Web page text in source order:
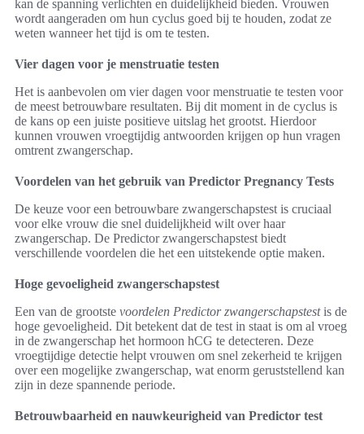
kan de spanning verlichten en duidelijkheid bieden. Vrouwen
wordt aangeraden om hun cyclus goed bij te houden, zodat ze
weten wanneer het tijd is om te testen.
Vier dagen voor je menstruatie testen
Het is aanbevolen om vier dagen voor menstruatie te testen voor
de meest betrouwbare resultaten. Bij dit moment in de cyclus is
de kans op een juiste positieve uitslag het grootst. Hierdoor
kunnen vrouwen vroegtijdig antwoorden krijgen op hun vragen
omtrent zwangerschap.
Voordelen van het gebruik van Predictor Pregnancy Tests
De keuze voor een betrouwbare zwangerschapstest is cruciaal
voor elke vrouw die snel duidelijkheid wilt over haar
zwangerschap. De Predictor zwangerschapstest biedt
verschillende voordelen die het een uitstekende optie maken.
Hoge gevoeligheid zwangerschapstest
Een van de grootste voordelen Predictor zwangerschapstestis de
hoge gevoeligheid. Dit betekent dat de test in staat is om al vroeg
in de zwangerschap het hormoon hCG te detecteren. Deze
vroegtijdige detectie helpt vrouwen om snel zekerheid te krijgen
over een mogelijke zwangerschap, wat enorm geruststellend kan
zijn in deze spannende periode.
Betrouwbaarheid en nauwkeurigheid van Predictor test